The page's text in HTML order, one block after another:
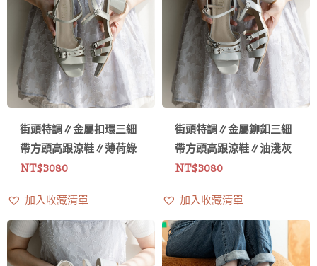
街頭特調∥金屬扣環三細
帶方頭高跟涼鞋∥薄荷綠
NT$3080
加入收藏清單
街頭特調∥金屬鉚釦三細
帶方頭高跟涼鞋∥油淺灰
NT$3080
加入收藏清單